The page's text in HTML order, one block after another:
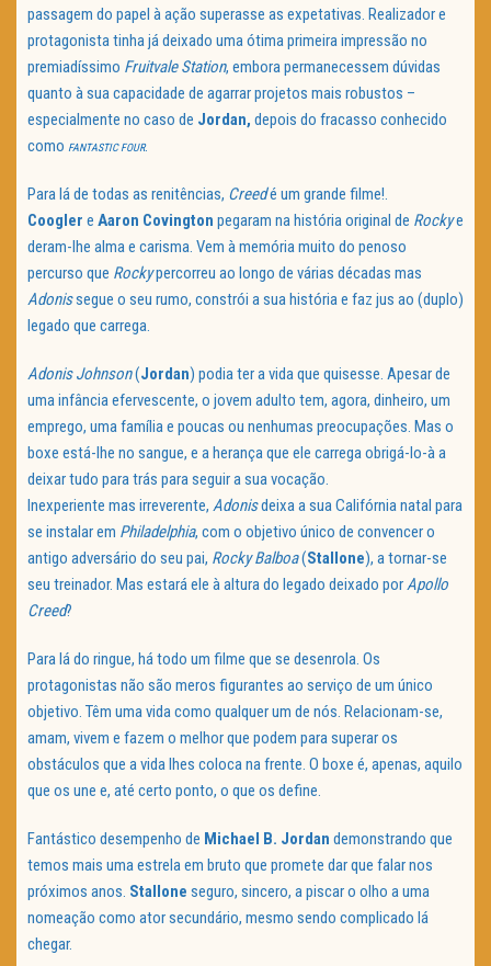
passagem do papel à ação superasse as expetativas. Realizador e
protagonista tinha já deixado uma ótima primeira impressão no
premiadíssimo Fruitvale Station, embora permanecessem dúvidas
quanto à sua capacidade de agarrar projetos mais robustos –
especialmente no caso de Jordan, depois do fracasso conhecido
como FANTASTIC FOUR.
Para lá de todas as renitências, Creedé um grande filme!.
Coogler e Aaron Covington pegaram na história original de Rockye
deram-lhe alma e carisma. Vem à memória muito do penoso
percurso que Rockypercorreu ao longo de várias décadas mas
Adonissegue o seu rumo, constrói a sua história e faz jus ao (duplo)
legado que carrega.
Adonis Johnson(Jordan) podia ter a vida que quisesse. Apesar de
uma infância efervescente, o jovem adulto tem, agora, dinheiro, um
emprego, uma família e poucas ou nenhumas preocupações. Mas o
boxe está-lhe no sangue, e a herança que ele carrega obrigá-lo-à a
deixar tudo para trás para seguir a sua vocação.
Inexperiente mas irreverente, Adonisdeixa a sua Califórnia natal para
se instalar em Philadelphia, com o objetivo único de convencer o
antigo adversário do seu pai, Rocky Balboa(Stallone), a tornar-se
seu treinador. Mas estará ele à altura do legado deixado porApollo
Creed?
Para lá do ringue, há todo um filme que se desenrola. Os
protagonistas não são meros figurantes ao serviço de um único
objetivo. Têm uma vida como qualquer um de nós. Relacionam-se,
amam, vivem e fazem o melhor que podem para superar os
obstáculos que a vida lhes coloca na frente. O boxe é, apenas, aquilo
que os une e, até certo ponto, o que os define.
Fantástico desempenho de Michael B. Jordan demonstrando que
temos mais uma estrela em bruto que promete dar que falar nos
próximos anos. Stallone seguro, sincero, a piscar o olho a uma
nomeação como ator secundário, mesmo sendo complicado lá
chegar.